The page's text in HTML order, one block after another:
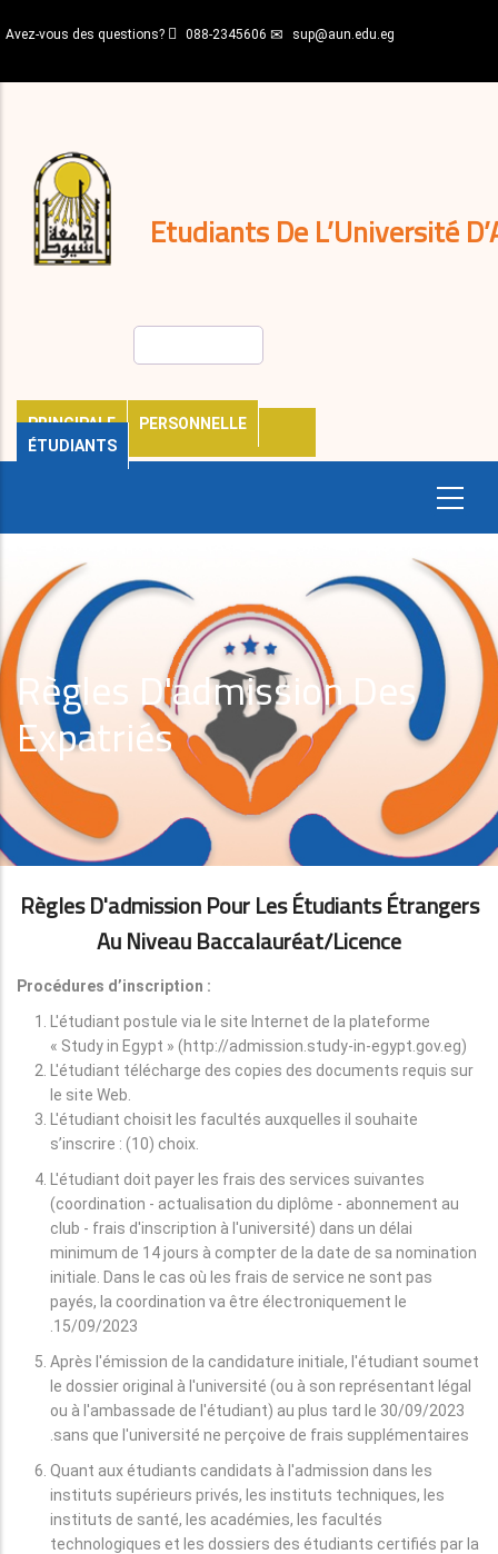
au
principal
Avez-vous des questions? 088-2345606 sup@aun.edu.eg
Etudiants De L’Université
PRINCIPALE
PERSONNELLE
ÉTUDIANTS
décisions
Expatriés
Journal
Règles D'admission Des
Expatriés
Règles D'admission Pour Les Étudiants Étrangers
Au Niveau Baccalauréat/licence
Procédures d’inscription :
L'étudiant postule via le site Internet de la plateforme
« Study in Egypt » (http://admission.study-in-egypt.gov.eg)
L'étudiant télécharge des copies des documents requis sur
le site Web.
L'étudiant choisit les facultés auxquelles il souhaite
s’inscrire : (10) choix.
L'étudiant doit payer les frais des services suivantes
(coordination - actualisation du diplôme - abonnement au
club - frais d'inscription à l'université) dans un délai
minimum de 14 jours à compter de la date de sa nomination
initiale. Dans le cas où les frais de service ne sont pas
payés, la coordination va être électroniquement le
15/09/2023.
Après l'émission de la candidature initiale, l'étudiant soumet
le dossier original à l'université (ou à son représentant légal
ou à l'ambassade de l'étudiant) au plus tard le 30/09/2023
sans que l'université ne perçoive de frais supplémentaires.
Quant aux étudiants candidats à l'admission dans les
instituts supérieurs privés, les instituts techniques, les
instituts de santé, les académies, les facultés
technologiques et les dossiers des étudiants certifiés par la